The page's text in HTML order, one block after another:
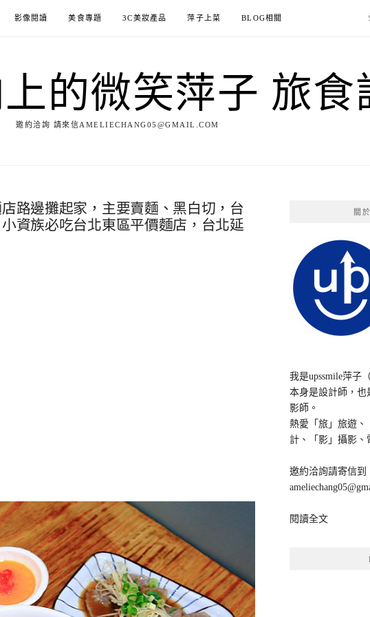
影像閱讀 美食專題 3C美妝產品 萍子上菜 BLOG相關
上的微笑萍子 旅
邀約洽詢 請來信AMELIECHANG05@GMAIL.COM
路邊攤起家，主要賣麵、黑白切，台
資族必吃台北東區平價麵店，台北延
關
我是upssmile萍子
本身是設計師，也
影師。
熱愛「旅」旅遊、
計、「影」攝影、
邀約洽詢請寄信到
閱讀全文